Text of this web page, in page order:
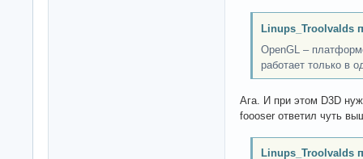
Linups_Troolvalds
OpenGL –
работает только в
Ага. И при этом D3D
foooser ответил чуть
Linups_Troolvalds